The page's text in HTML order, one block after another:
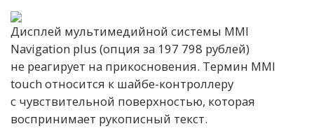
Дисплей мультимедийной системы MMI
Navigation plus (опция за 197 798 рублей)
не реагирует на прикосновения. Термин MMI
touch относится к шайбе-контроллеру
с чувствительной поверхностью, которая
воспринимает рукописный текст.